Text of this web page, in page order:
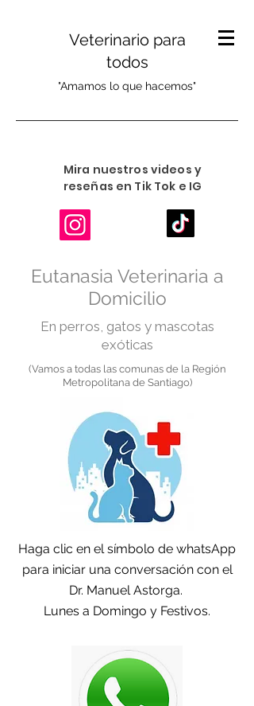
Veterinario para
todos
"Amamos lo que hacemos"
Mira nuestros videos y
reseñas en Tik Tok e IG
Eutanasia Veterinaria a
Domicilio
En perros, gatos y mascotas
exóticas
(Vamos a todas las comunas de la Región
Metropolitana de Santiago)
Haga clic en el símbolo de whatsApp
para iniciar una conversación con el
Dr. Manuel Astorga.
Lunes a Domingo y Festivos.